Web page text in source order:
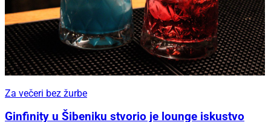
Za večeri bez žurbe
Ginfinity u Šibeniku stvorio je lounge iskustvo